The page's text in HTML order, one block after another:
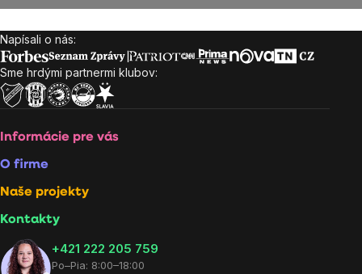
Zápätie
Napísali o nás:
Sme hrdými partnermi klubov:
Informácie pre vás
O firme
Naše projekty
Kontakty
+421 222 205 759
Po–Pia: 8:00–18:00